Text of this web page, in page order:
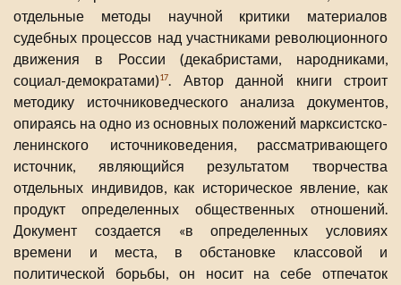
отдельные методы научной критики материалов
судебных процессов над участниками революционного
движения в России (декабристами, народниками,
социал-демократами)17. Автор данной книги строит
методику источниковедческого анализа документов,
опираясь на одно из основных положений марксистско-
ленинского источниковедения, рассматривающего
источник, являющийся результатом творчества
отдельных индивидов, как историческое явление, как
продукт определенных общественных отношений.
Документ создается «в определенных условиях
времени и места, в обстановке классовой и
политической борьбы, он носит на себе отпечаток